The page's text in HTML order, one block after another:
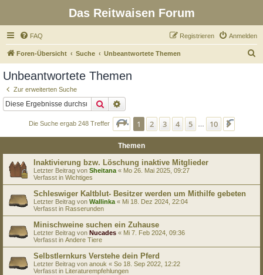
Das Reitwaisen Forum
FAQ Anmelden
Registrieren
Foren-Übersicht Suche Unbeantwortete Themen
Unbeantwortete Themen
Zur erweiterten Suche
Suche
Die Suche ergab 248 Treffer Seite 1von 10
1 2 3 4 5 10
Themen
Inaktivierung bzw. Löschung inaktive Mitglieder
Letzter Beitrag von Sheitana « Mo 26. Mai 2025, 09:27
Verfasst in Wichtiges
Schleswiger Kaltblut- Besitzer werden um Mithilfe gebeten
Letzter Beitrag von Wallinka « Mi 18. Dez 2024, 22:04
Verfasst in Rasserunden
Minischweine suchen ein Zuhause
Letzter Beitrag von Nucades « Mi 7. Feb 2024, 09:36
Verfasst in Andere Tiere
Selbstlernkurs Verstehe dein Pferd
Letzter Beitrag von anouk « So 18. Sep 2022, 12:22
Verfasst in Literaturempfehlungen